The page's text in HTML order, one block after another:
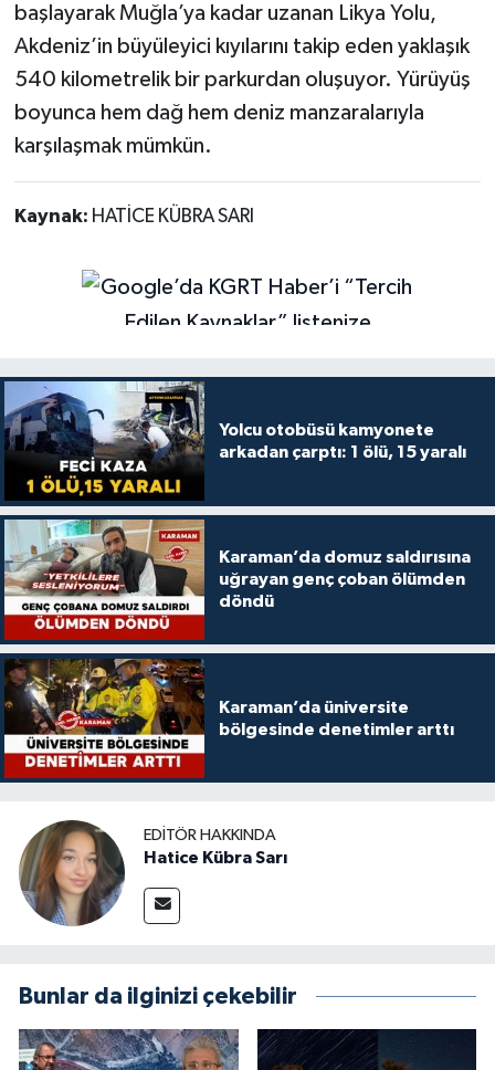
başlayarak Muğla’ya kadar uzanan Likya Yolu,
Akdeniz’in büyüleyici kıyılarını takip eden yaklaşık
540 kilometrelik bir parkurdan oluşuyor. Yürüyüş
boyunca hem dağ hem deniz manzaralarıyla
karşılaşmak mümkün.
Kaynak: HATİCE KÜBRA SARI
Yolcu otobüsü kamyonete
arkadan çarptı: 1 ölü, 15 yaralı
Karaman’da domuz saldırısına
uğrayan genç çoban ölümden
döndü
Karaman’da üniversite
bölgesinde denetimler arttı
EDITÖR HAKKINDA
Hatice Kübra Sarı
Bunlar da ilginizi çekebilir